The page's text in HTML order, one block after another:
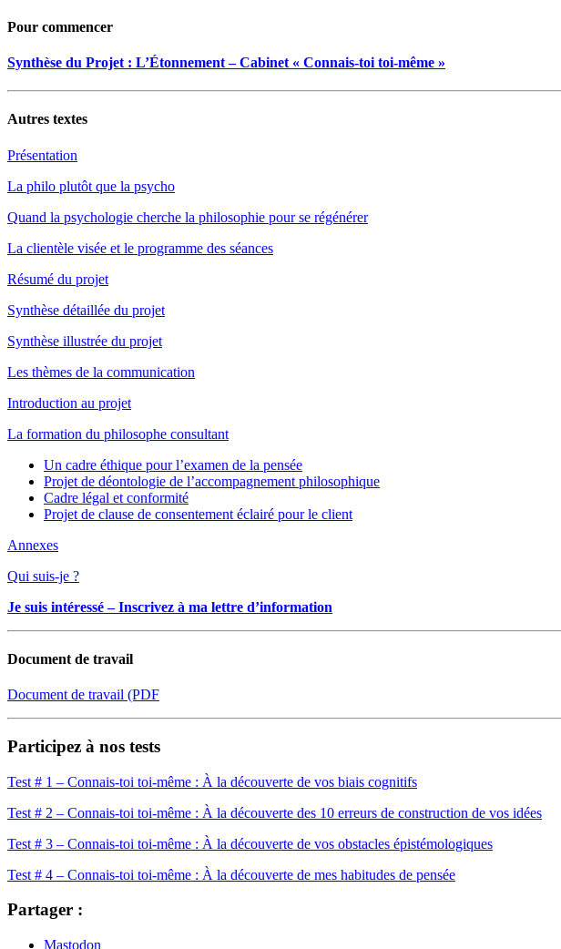
Pour commencer
Synthèse du Projet : L’Étonnement – Cabinet « Connais-toi toi-même »
Autres textes
Présentation
La philo plutôt que la psycho
Quand la psychologie cherche la philosophie pour se régénérer
La clientèle visée et le programme des séances
Résumé du projet
Synthèse détaillée du projet
Synthèse illustrée du projet
Les thèmes de la communication
Introduction au projet
La formation du philosophe consultant
Un cadre éthique pour l’examen de la pensée
Projet de déontologie de l’accompagnement philosophique
Cadre légal et conformité
Projet de clause de consentement éclairé pour le client
Annexes
Qui suis-je ?
Je suis intéressé – Inscrivez à ma lettre d’information
Document de travail
Document de travail (PDF
Participez à nos tests
Test # 1 – Connais-toi toi-même : À la découverte de vos biais cognitifs
Test # 2 – Connais-toi toi-même : À la découverte des 10 erreurs de construction de vos idées
Test # 3 – Connais-toi toi-même : À la découverte de vos obstacles épistémologiques
Test # 4 – Connais-toi toi-même : À la découverte de mes habitudes de pensée
Partager :
Mastodon